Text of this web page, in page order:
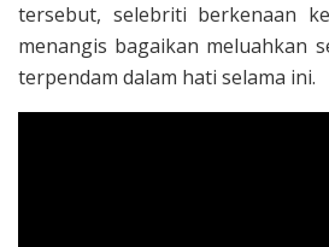
tersebut, selebriti berkenaan
menangis bagaikan meluahkan
terpendam dalam hati selama ini.